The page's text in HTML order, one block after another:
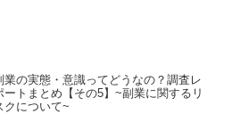
業の実態・意識ってどうなの？調査レ
ートまとめ【その5】~副業に関するリ
クについて~